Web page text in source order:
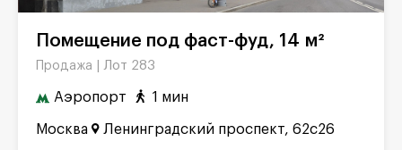
Помещение под фаст-фуд, 14 м²
Продажа | Лот 283
Аэропорт 1 мин
Москва Ленинградский проспект, 62с26